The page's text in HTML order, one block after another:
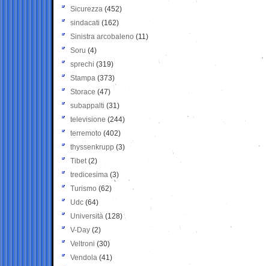
Sicurezza (452)
sindacati (162)
Sinistra arcobaleno (11)
Soru (4)
sprechi (319)
Stampa (373)
Storace (47)
subappalti (31)
televisione(244)
terremoto (402)
thyssenkrupp (3)
Tibet(2)
tredicesima (3)
Turismo (62)
Udc (64)
Università (128)
V-Day (2)
Veltroni (30)
Vendola (41)